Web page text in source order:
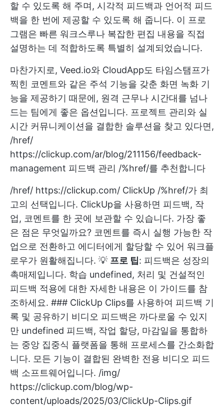
할 수 있도록 해 주며, 시각적 피드백과 언어적 피드
백을 한 번에 제공할 수 있도록 해 줍니다. 이 프로
그램은 빠른 워크스루나 복잡한 편집 내용을 직접
설명하는 데 적합하도록 특별히 설계되었습니다.
마찬가지로, Veed.io와 CloudApp도 타임스탬프가
찍힌 코멘트와 같은 주석 기능을 갖춘 화면 녹화 기
능을 제공하기 때문에, 원격 근무나 시간대를 넘나
드는 팀에게 좋은 옵션입니다. 프로젝트 관리와 실
시간 커뮤니케이션을 결합한 솔루션을 찾고 있다면,
/href/
https://clickup.com/ar/blog/211156/feedback-
management 피드백 관리 /%href/를 추천합니다
/href/ https://clickup.com/ ClickUp /%href/가 최
고의 선택입니다. ClickUp을 사용하면 피드백, 작
업, 코멘트를 한 곳에 보관할 수 있습니다. 가장 좋
은 점은 무엇일까요? 코멘트를 즉시 실행 가능한 작
업으로 전환하고 에디터에게 할당할 수 있어 워크플
로우가 원활해집니다. 💡 프로 팁: 피드백은 성장의
촉매제입니다. 학습 undefined, 처리 및 건설적인
피드백 적용에 대한 자세한 내용은 이 가이드를 참
조하세요. ### ClickUp Clips를 사용하여 피드백 기
록 및 공유하기 비디오 피드백은 까다로울 수 있지
만 undefined 피드백, 작업 할당, 마감일을 통합하
는 중앙 집중식 플랫폼을 통해 프로세스를 간소화합
니다. 모든 기능이 결합된 완벽한 전용 비디오 피드
백 소프트웨어입니다. /img/
https://clickup.com/blog/wp-
content/uploads/2025/03/ClickUp-Clips.gif